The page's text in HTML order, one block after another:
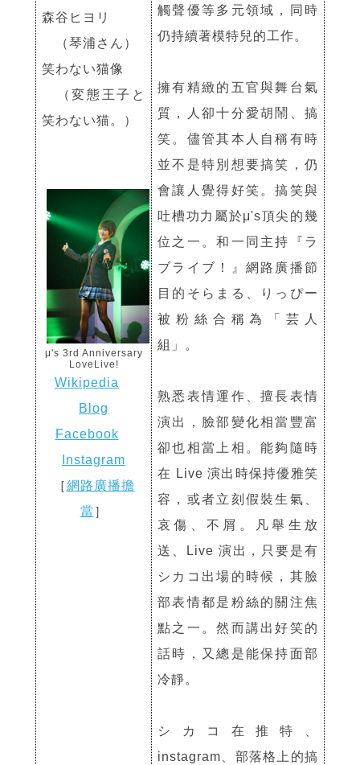
森谷ヒヨリ
（琴浦さん）
笑わない猫像
（変態王子と
笑わない猫。）
μ's 3rd Anniversary
LoveLive!
Wikipedia
Blog
Facebook
Instagram
［網路廣播擔
當 ］
觸聲優等多元領域，同時
仍持續著模特兒的工作。
擁有精緻的五官與舞台氣
質，人卻十分愛胡鬧、搞
笑。儘管其本人自稱有時
並不是特別想要搞笑，仍
會讓人覺得好笑。搞笑與
吐槽功力屬於μ's頂尖的幾
位之一。和一同主持『ラ
ブライブ！』網路廣播節
目的そらまる、りっぴー
被粉絲合稱為「芸人
組」。
熟悉表情運作、擅長表情
演出，臉部變化相當豐富
卻也相當上相。能夠隨時
在 Live 演出時保持優雅笑
容，或者立刻假裝生氣、
哀傷、不屑。凡舉生放
送、Live 演出，只要是有
シカコ出場的時候，其臉
部表情都是粉絲的關注焦
點之一。然而講出好笑的
話時，又總是能保持面部
冷靜。
シカコ在推特、
instagram、部落格上的搞